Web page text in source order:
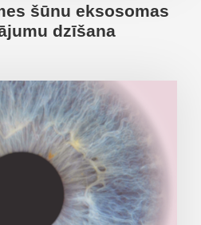
šūnu eksosomas
dzīšana